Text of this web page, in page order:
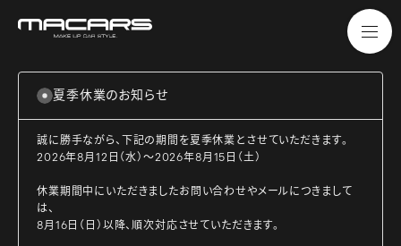
夏季休業のお知らせ
誠に勝手ながら、下記の期間を夏季休業とさせていただきます。
2026年8月12日（水）～2026年8月15日（土）
休業期間中にいただきましたお問い合わせやメールにつきまして
は、
8月16日（日）以降、順次対応させていただきます。